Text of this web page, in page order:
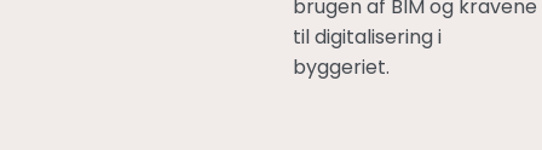
brugen af BIM og kravene
til digitalisering i
byggeriet.